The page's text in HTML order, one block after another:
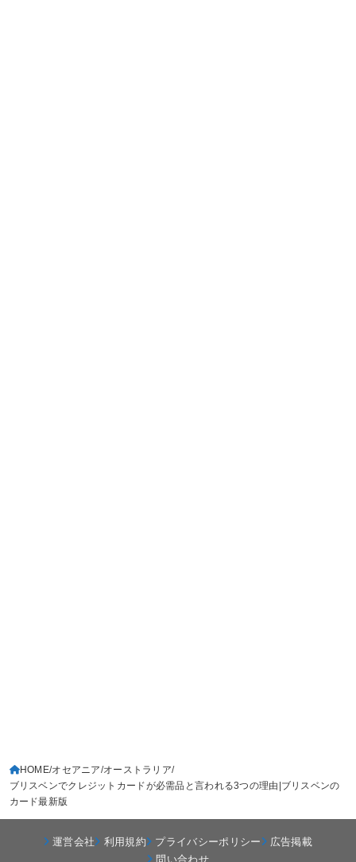
HOME オセアニア オーストラリア
ブリスベンでクレジットカードが必需品と言われる3つの理由|ブリスベンの
カード最新版
運営会社 利用規約 プライバシーポリシー
広告掲載
問い合わせ